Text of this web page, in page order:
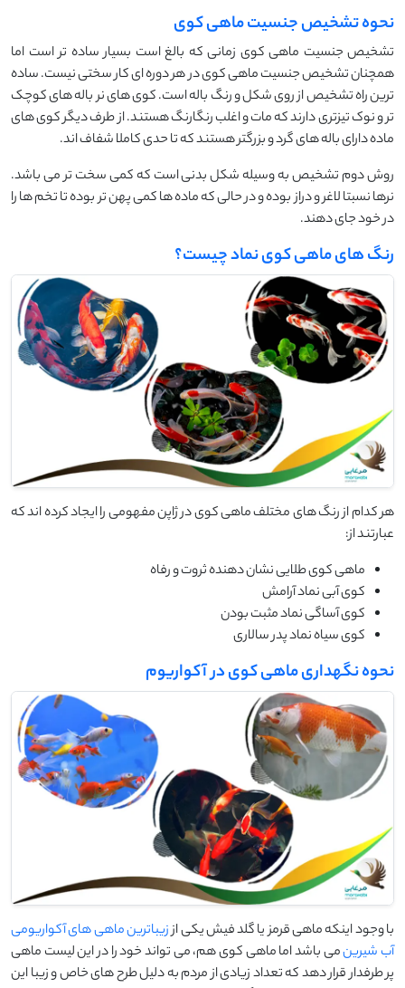
نحوه تشخیص جنسیت ماهی کوی
تشخیص جنسیت ماهی کوی زمانی که بالغ است بسیار ساده تر است اما
همچنان تشخیص جنسیت ماهی کوی در هر دوره ای کار سختی نیست. ساده
ترین راه تشخیص از روی شکل و رنگ باله است. کوی های نر باله های کوچک
تر و نوک تیزتری دارند که مات و اغلب رنگارنگ هستند. از طرف دیگر کوی های
ماده دارای باله های گرد و بزرگتر هستند که تا حدی کاملا شفاف اند.
روش دوم تشخیص به وسیله شکل بدنی است که کمی سخت تر می باشد.
نرها نسبتا لاغر و دراز بوده و در حالی که ماده ها کمی پهن تر بوده تا تخم ها را
در خود جای دهند.
رنگ های ماهی کوی نماد چیست؟
هر کدام از رنگ های مختلف ماهی کوی در ژاپن مفهومی را ایجاد کرده اند که
عبارتند از:
ماهی کوی طلایی نشان دهنده ثروت و رفاه
کوی آبی نماد آرامش
کوی آساگی نماد مثبت بودن
کوی سیاه نماد پدر سالاری
نحوه نگهداری ماهی کوی در آکواریوم
با وجود اینکه ماهی قرمز یا گلد فیش یکی اززیباترین ماهی های آکواریومی
آب شیرینمی باشد اما ماهی کوی هم، می تواند خود را در این لیست ماهی
پر طرفدار قرار دهد که تعداد زیادی از مردم به دلیل طرح های خاص و زیبا این